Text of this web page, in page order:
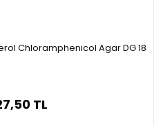
Chloramphenicol Agar DG 18
TL